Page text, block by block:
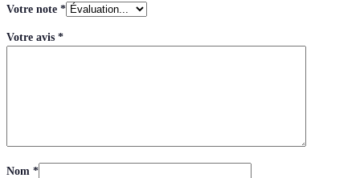
Votre note *
Votre avis *
Nom *